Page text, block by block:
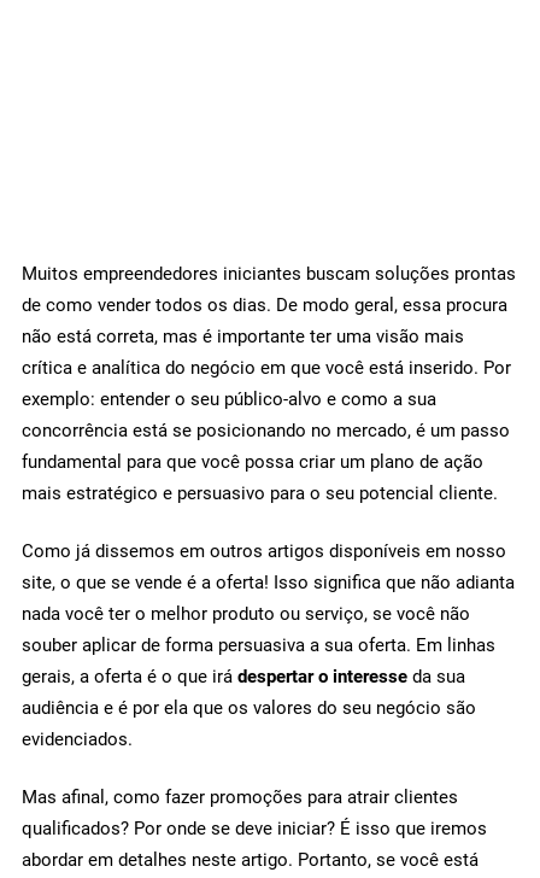
Muitos empreendedores iniciantes buscam soluções prontas
de como vender todos os dias. De modo geral, essa procura
não está correta, mas é importante ter uma visão mais
crítica e analítica do negócio em que você está inserido. Por
exemplo: entender o seu público-alvo e como a sua
concorrência está se posicionando no mercado, é um passo
fundamental para que você possa criar um plano de ação
mais estratégico e persuasivo para o seu potencial cliente.
Como já dissemos em outros artigos disponíveis em nosso
site, o que se vende é a oferta! Isso significa que não adianta
nada você ter o melhor produto ou serviço, se você não
souber aplicar de forma persuasiva a sua oferta. Em linhas
gerais, a oferta é o que irá despertar o interesse da sua
audiência e é por ela que os valores do seu negócio são
evidenciados.
Mas afinal, como fazer promoções para atrair clientes
qualificados? Por onde se deve iniciar? É isso que iremos
abordar em detalhes neste artigo. Portanto, se você está